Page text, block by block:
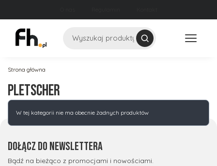
Szukaj
Strona główna
Pletscher
Lista produktów
W tej kategorii nie ma obecnie żadnych produktów
Dołącz do newslettera
Bądź na bieżąco z promocjami i nowościami.